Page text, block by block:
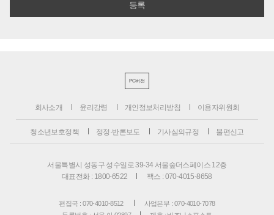
PC버전
회사소개 윤리강령 개인정보처리방침 이용자위원회
청소년보호정책 정정·반론보도 기사심의규정 불편신고
서울특별시 성동구 성수일로 39-34 서울숲더스페이스 12층
대표전화 : 1800-6522
팩스 : 070-4015-8658
편집국 : 070-4010-8512
사업본부 : 070-4010-7078